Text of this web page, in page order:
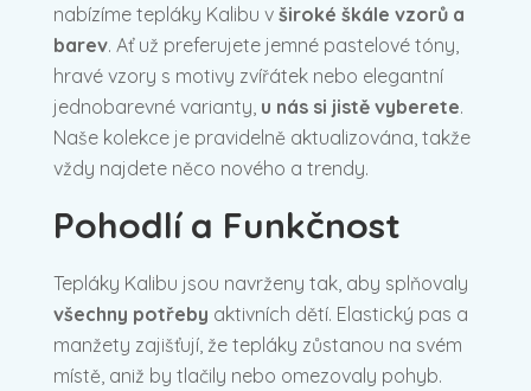
nabízíme tepláky Kalibu v široké škále vzorů a
barev. Ať už preferujete jemné pastelové tóny,
hravé vzory s motivy zvířátek nebo elegantní
jednobarevné varianty, u nás si jistě vyberete.
Naše kolekce je pravidelně aktualizována, takže
vždy najdete něco nového a trendy.
Pohodlí a Funkčnost
Tepláky Kalibu jsou navrženy tak, aby splňovaly
všechny potřeby aktivních dětí. Elastický pas a
manžety zajišťují, že tepláky zůstanou na svém
místě, aniž by tlačily nebo omezovaly pohyb.